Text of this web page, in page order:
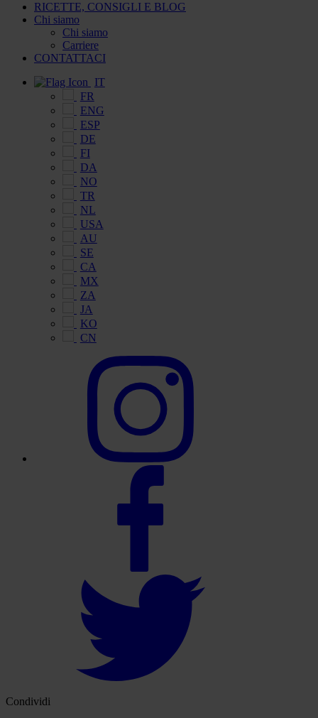
RICETTE, CONSIGLI E BLOG
Chi siamo
Chi siamo
Carriere
CONTATTACI
IT
FR
ENG
ESP
DE
FI
DA
NO
TR
NL
USA
AU
SE
CA
MX
ZA
JA
KO
CN
Condividi